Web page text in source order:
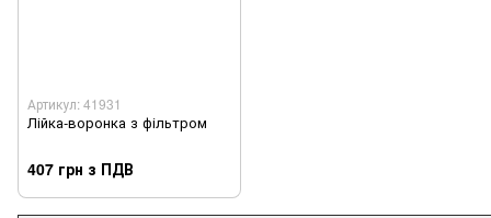
Артикул: 41931
Лійка-воронка з фільтром
407 грн з ПДВ